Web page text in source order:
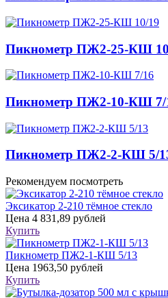
Пикнометр ПЖ2-25-КШ
Пикнометр ПЖ2-10-КШ 7/
Пикнометр ПЖ2-2-КШ 5/
Рекомендуем посмотреть
Эксикатор 2-210 тёмное стекло
Цена 4 831,89 рублей
Купить
Пикнометр ПЖ2-1-КШ 5/13
Цена 1963,50 рублей
Купить